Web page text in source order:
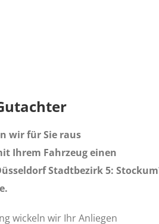
wir für Sie raus
Ihrem Fahrzeug einen
Stadtbezirk 5:
wickeln wir Ihr Anliegen